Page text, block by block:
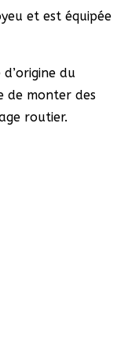
et est équipée
du
de monter des
routier.